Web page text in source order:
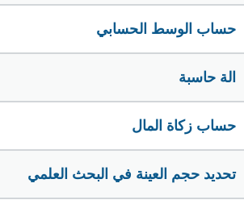
حساب الوسط الحسابي
الة حاسبة
حساب زكاة المال
تحديد حجم العينة في البحث العلمي